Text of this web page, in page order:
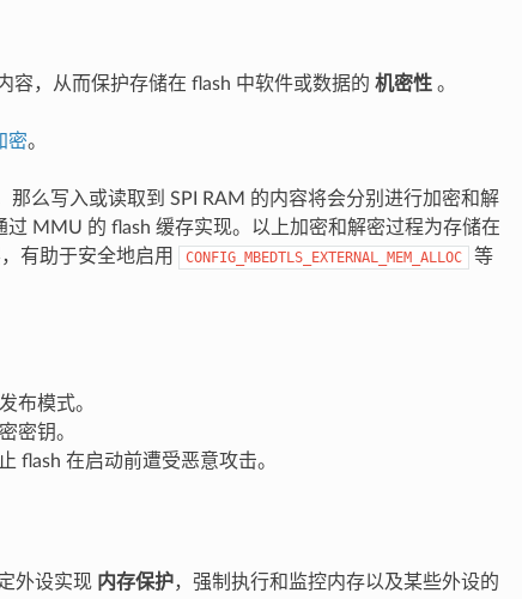
容，从而保护存储在 flash 中软件或数据的 机密性。
密。
那么写入或读取到 SPI RAM 的内容将会分别进行加密和解
MMU 的 flash 缓存实现。以上加密和解密过程为存储在
有助于安全地启用
CONFIG_MBEDTLS_EXTERNAL_MEM_ALLOC
等
布模式。
密钥。
flash 在启动前遭受恶意攻击。
外设实现 内存保护，强制执行和监控内存以及某些外设的